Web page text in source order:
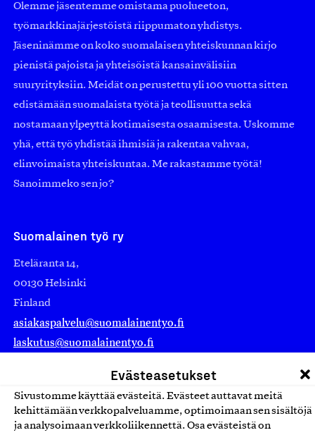
Evästeasetukset
Sivustomme käyttää evästeitä. Evästeet auttavat meitä
kehittämään verkkopalveluamme, optimoimaan sen sisältöjä
ja analysoimaan verkkoliikennettä. Osa evästeistä on
Olemme jäsentemme omistama puolueeton,
työmarkkinajärjestöistä riippumaton yhdistys.
Jäseninämme on koko suomalaisen yhteiskunnan kirjo
pienistä pajoista ja yhteisöistä kansainvälisiin
suuryrityksiin. Meidät on perustettu yli 100 vuotta sitten
edistämään suomalaista työtä ja teollisuutta sekä
nostamaan ylpeyttä kotimaisesta osaamisesta. Uskomme
yhä, että työ yhdistää ihmisiä ja rakentaa vahvaa,
elinvoimaista yhteiskuntaa. Me rakastamme työtä!
Sanoimmeko sen jo?
Suomalainen työ ry
Eteläranta 14,
00130 Helsinki
Finland
asiakaspalvelu@suomalainentyo.fi
laskutus@suomalainentyo.fi
Avainlippu